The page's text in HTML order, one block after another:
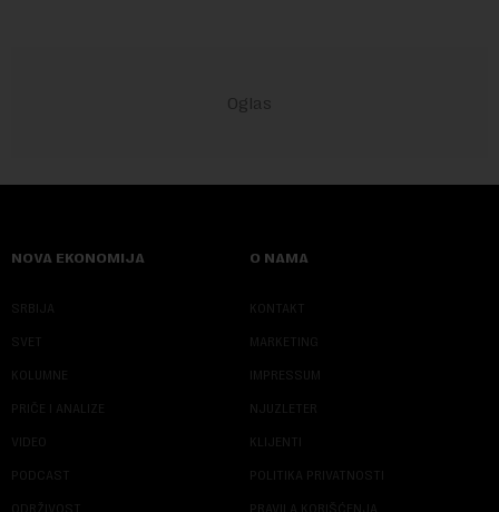
NOVA EKONOMIJA
SRBIJA
SVET
KOLUMNE
PRIČE I ANALIZE
VIDEO
PODCAST
O NAMA
KONTAKT
MARKETING
IMPRESSUM
NJUZLETER
KLIJENTI
POLITIKA PRIVATNOSTI